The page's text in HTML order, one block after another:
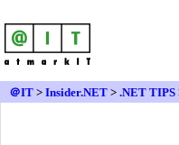
＠IT > Insider.NET > .NET TIPS